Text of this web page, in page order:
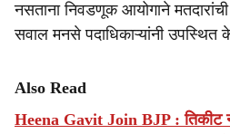
नसताना निवडणूक आयोगाने
सवाल मनसे पदाधिकाऱ्यांनी उपस्थित
Also Read
Heena Gavit Join BJP : तिकीट